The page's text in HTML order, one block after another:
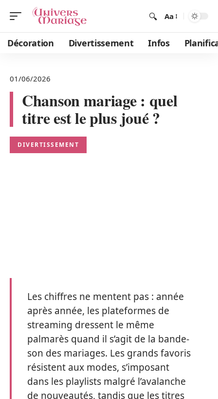
Aa
Décoration Divertissement Infos
01/06/2026
Chanson mariage : quel
titre est le plus joué ?
DIVERTISSEMENT
Les chiffres ne mentent pas : année
après année, les plateformes de
streaming dressent le même
palmarès quand il s’agit de la bande-
son des mariages. Les grands favoris
résistent aux modes, s’imposant
dans les playlists malgré l’avalanche
de nouveautés, tandis que les titres